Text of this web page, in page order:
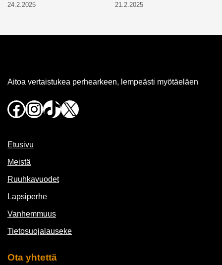
24.2.2025 21.2.2025
Aitoa vertaistukea perhearkeen, lempeästi myötäeläen
Facebook
Instagram
TikTok
X
Etusivu
Meistä
Ruuhkavuodet
Lapsiperhe
Vanhemmuus
Tietosuojalauseke
Ota yhtettä